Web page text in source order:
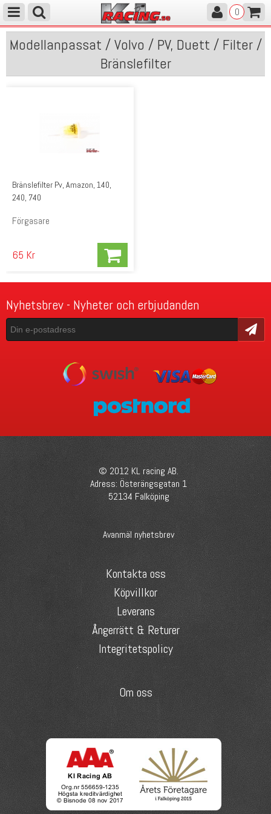
0
Modellanpassat / Volvo / PV, Duett / Filter /
Bränslefilter
Bränslefilter Pv, Amazon, 140,
240, 740
Förgasare
65 Kr
Nyhetsbrev - Nyheter och erbjudanden
Skicka
© 2012 KL racing AB.
Adress: Österängsgatan 1
52134 Falköping
Avanmäl nyhetsbrev
Kontakta oss
Köpvillkor
Leverans
Ångerrätt & Returer
Integritetspolicy
Om oss